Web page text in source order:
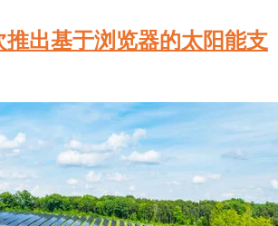
推出基于浏览器的太阳能支